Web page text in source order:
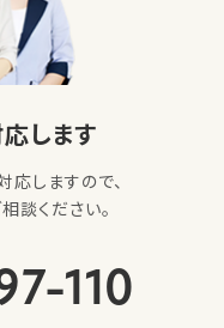
します
応しますので、
談ください。
110